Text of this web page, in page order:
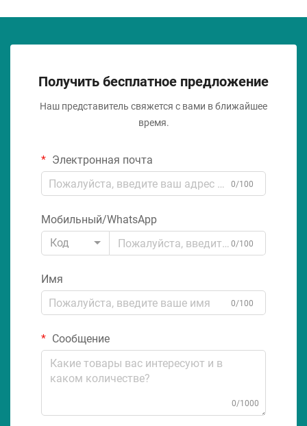
Получить бесплатное предложение
Наш представитель свяжется с вами в ближайшее
время.
Электронная почта
0/100
Мобильный/WhatsApp
Код
0/100
Имя
0/100
Сообщение
0/1000